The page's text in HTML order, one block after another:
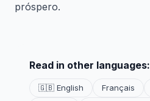
próspero.
Read in other languages:
🇬🇧 English Français